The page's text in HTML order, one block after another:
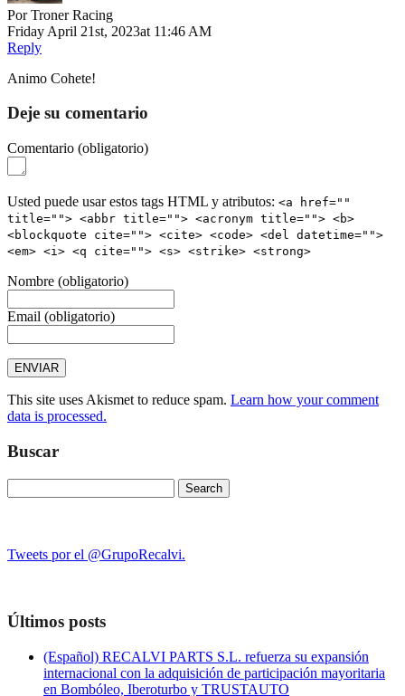
PorTroner Racing
Friday April 21st, 2023at 11:46 AM
Reply
Animo Cohete!
Deje su comentario
Comentario (obligatorio)
Usted puede usar estos tags HTML y atributos: <a href=""
title=""> <abbr title=""> <acronym title=""> <b>
<blockquote cite=""> <cite> <code> <del datetime="">
<em> <i> <q cite=""> <s> <strike> <strong>
Nombre (obligatorio)
Email (obligatorio)
This site uses Akismet to reduce spam. Learn how your comment
data is processed.
Buscar
for:
Tweets por el @GrupoRecalvi.
Últimos posts
(Español) RECALVI PARTS S.L. refuerza su expansión
internacional con la adquisición de participación mayoritaria
en Bombóleo, Iberoturbo y TRUSTAUTO